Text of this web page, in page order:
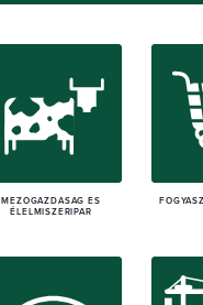
MEZŐGAZDASÁG ÉS
ÉLELMISZERIPAR